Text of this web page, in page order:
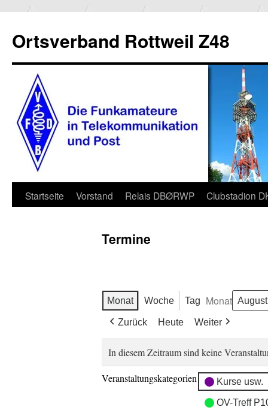
Ortsverband Rottweil Z48
Zum
Startseite Vorstand Relais DBØRWP Clubstadion
Termine
Monat Woche Tag Monat
Zurück Heute Weiter
In diesem Zeitraum sind keine
Veranstaltungskategorien Kurse usw.
OV-Treff